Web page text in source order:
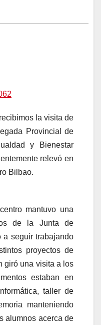
la visita de
Provincial de
y Bienestar
relevó en
Bilbao.
mantuvo una
de la Junta de
a seguir trabajando
proyectos de
giró una visita a los
estaban en
taller de
manteniendo
alumnos acerca de